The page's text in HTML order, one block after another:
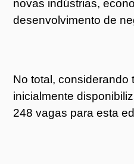
novas indústrias,
desenvolvimento de
No total, considerando
inicialmente
248 vagas para esta